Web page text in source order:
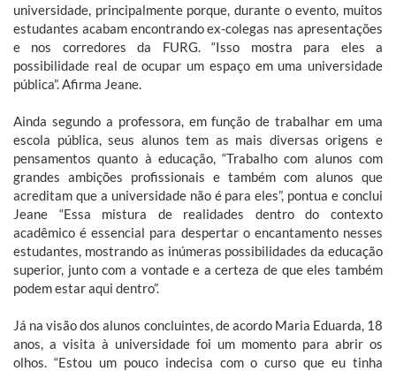
universidade, principalmente porque, durante o evento, muitos
estudantes acabam encontrando ex-colegas nas apresentações
e nos corredores da FURG. “Isso mostra para eles a
possibilidade real de ocupar um espaço em uma universidade
pública”. Afirma Jeane.
Ainda segundo a professora, em função de trabalhar em uma
escola pública, seus alunos tem as mais diversas origens e
pensamentos quanto à educação, “Trabalho com alunos com
grandes ambições profissionais e também com alunos que
acreditam que a universidade não é para eles”, pontua e conclui
Jeane “Essa mistura de realidades dentro do contexto
acadêmico é essencial para despertar o encantamento nesses
estudantes, mostrando as inúmeras possibilidades da educação
superior, junto com a vontade e a certeza de que eles também
podem estar aqui dentro”.
Já na visão dos alunos concluintes, de acordo Maria Eduarda, 18
anos, a visita à universidade foi um momento para abrir os
olhos. “Estou um pouco indecisa com o curso que eu tinha